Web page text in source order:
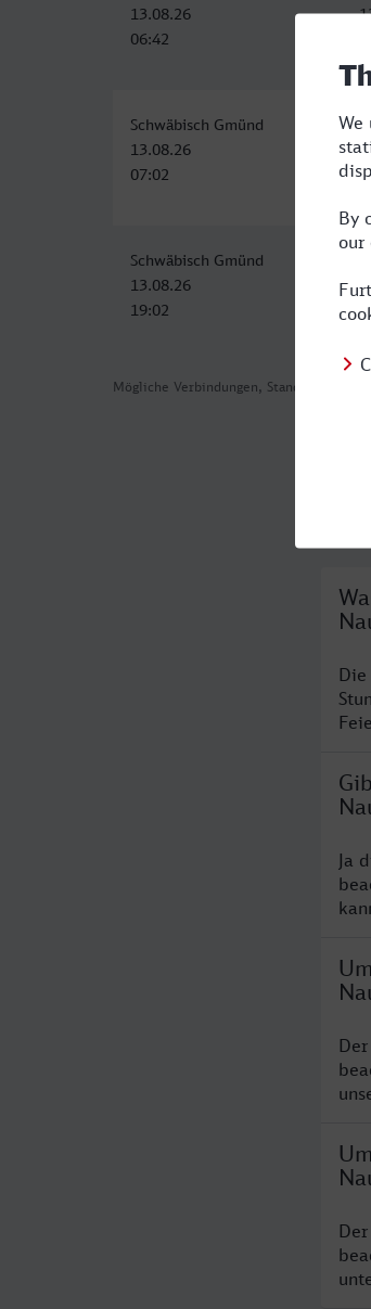
Mögliche Verbindungen, Stand: 2026-07-
13.08.26
06:42
Schwäbisch Gmünd
13.08.26
07:02
Schwäbisch Gmünd
13.08.26
19:02
Die
Ja